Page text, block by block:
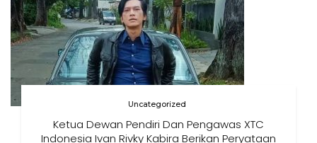
Uncategorized
Ketua Dewan Pendiri Dan Pengawas XTC
Indonesia Ivan Rivky Kabira Berikan Peryataan